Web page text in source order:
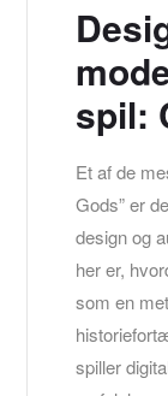
spil:
Et af de
Gods” er
design og
her er,
som en
spiller